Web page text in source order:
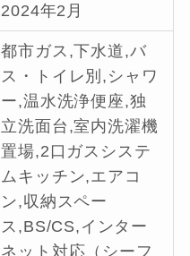
2024年2月
都市ガス,下水道,バ
ス・トイレ別,シャワ
ー,温水洗浄便座,独
立洗面台,室内洗濯機
置場,2口ガスシステ
ムキッチン,エアコ
ン,収納スペー
ス,BS/CS,インター
ネット対応（シーフ